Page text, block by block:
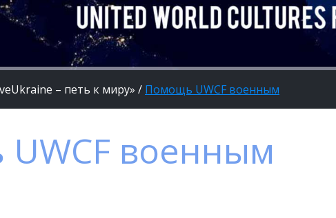
– петь к миру» / Помощь UWCF военным
военным